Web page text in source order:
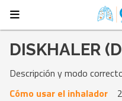
DISKHALER
Descripción y modo
Cómo usar el inhalador